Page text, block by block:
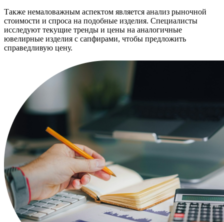
Также немаловажным аспектом является анализ рыночной
стоимости и спроса на подобные изделия. Специалисты
исследуют текущие тренды и цены на аналогичные
ювелирные изделия с сапфирами, чтобы предложить
справедливую цену.